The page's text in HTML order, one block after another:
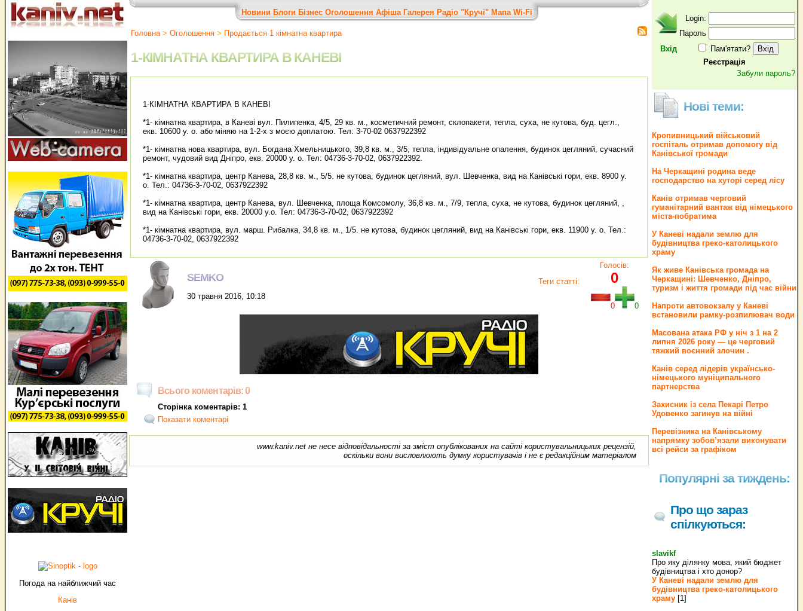
Погода на найближчий час
Канів
Новини Блоги Бізнес Оголошення Афіша Галерея Радіо "Кручі" Мапа Wi-Fi
Головна> Оголошення > Продається 1 кімнатна квартира
1-КІМНАТНА КВАРТИРА В КАНЕВІ
1-КІМНАТНА КВАРТИРА В КАНЕВІ
*1- кімнатна квартира, в Каневі вул. Пилипенка, 4/5, 29 кв. м., косметичний ремонт, склопакети, тепла, суха, не кутова, буд. цегл.,
екв. 10600 у. о. або міняю на 1-2-х з моєю доплатою. Тел: 3-70-02 0637922392
*1- кімнатна нова квартира, вул. Богдана Хмельницького, 39,8 кв. м., 3/5, тепла, індивідуальне опалення, будинок цегляний, сучасний
ремонт, чудовий вид Дніпро, екв. 20000 у. о. Тел: 04736-3-70-02, 0637922392.
*1- кімнатна квартира, центр Канева, 28,8 кв. м., 5/5. не кутова, будинок цегляний, вул. Шевченка, вид на Канівські гори, екв. 8900 у.
о. Тел.: 04736-3-70-02, 0637922392
*1- кімнатна квартира, центр Канева, вул. Шевченка, площа Комсомолу, 36,8 кв. м., 7/9, тепла, суха, не кутова, будинок цегляний, ,
вид на Канівські гори, екв. 20000 у.о. Тел: 04736-3-70-02, 0637922392
*1- кімнатна квартира, вул. марш. Рибалка, 34,8 кв. м., 1/5. не кутова, будинок цегляний, вид на Канівські гори, екв. 11900 у. о. Тел.:
04736-3-70-02, 0637922392
SEMKO
30 травня 2016, 10:18
Теги статті:
Голосів:
0
0 0
Всього коментарів: 0
Сторінка коментарів: 1
Показати коментарі
www.kaniv.net не несе відповідальності за зміст опублікованих на сайті користувальницьких рецензій,
оскільки вони висловлюють думку користувачів і не є редакційним матеріалом
Вхід
Login:
Пароль
Пам'ятати?
Реєстрація
Забули пароль?
Нові теми:
Кропивницький військовий
госпіталь отримав допомогу від
Канівської громади
На Черкащині родина веде
господарство на хуторі серед лісу
Канів отримав черговий
гуманітарний вантаж від німецького
міста-побратима
У Каневі надали землю для
будівництва греко‐католицького
храму
Як живе Канівська громада на
Черкащині: Шевченко, Дніпро,
туризм і життя громади під час війни
Напроти автовокзалу у Каневі
встановили рамку-розпилювач води
Масована атака РФ у ніч з 1 на 2
липня 2026 року — це черговий
тяжкий воєнний злочин .
Канів серед лідерів українсько-
німецького муніципального
партнерства
Захисник із села Пекарі Петро
Удовенко загинув на війні
Перевізника на Канівському
напрямку зобов’язали виконувати
всі рейси за графіком
Популярні за тиждень:
Про що зараз
спілкуються:
slavikf
Про яку ділянку мова, який бюджет
будівництва і хто донор?
У Каневі надали землю для
будівництва греко‐католицького
храму [1]